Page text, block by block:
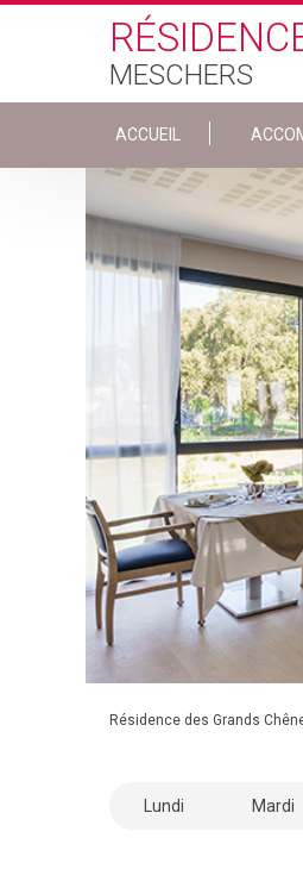
Skip to main content
MESCHERS
ACCUEIL
Résidence des Grands
Lundi Mardi